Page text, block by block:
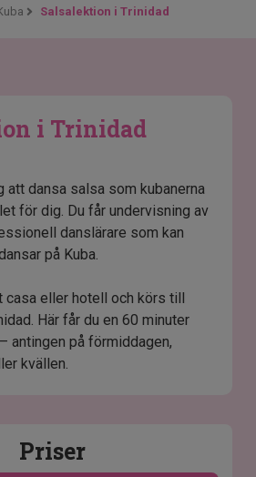
Salsalektion i Trinidad
i Trinidad
att dansa salsa som kubanerna
för dig. Du får undervisning av
danslärare som kan
på Kuba.
casa eller hotell och körs till
Här får du en 60 minuter
antingen på förmiddagen,
kvällen.
Priser